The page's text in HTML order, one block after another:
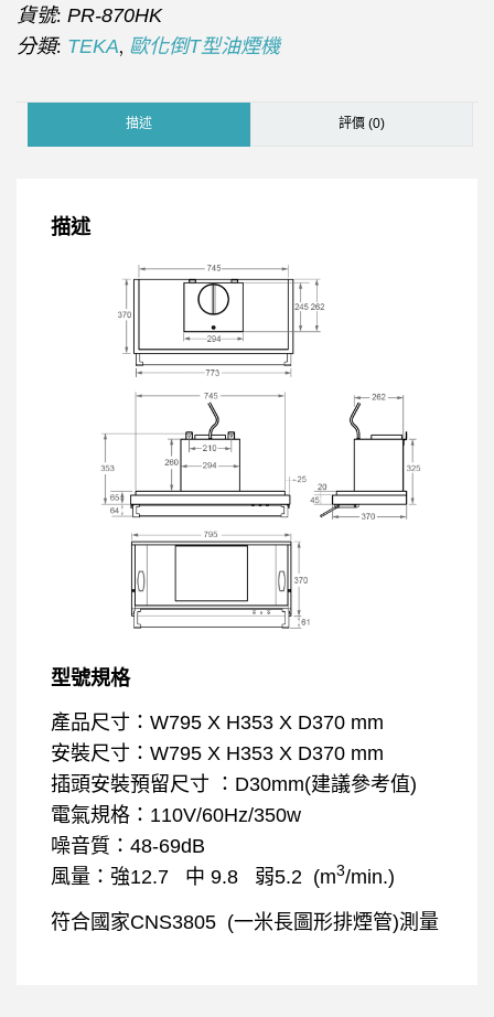
貨號: PR-870HK
分類: TEKA, 歐化倒T型油煙機
描述 評價 (0)
描述
型號規格
產品尺寸：W795 X H353 X D370 mm
安裝尺寸：W795 X H353 X D370 mm
插頭安裝預留尺寸 ：D30mm(建議參考值)
電氣規格：110V/60Hz/350w
噪音質：48-69dB
風量：強12.7 中 9.8 弱5.2 (m3/min.)
符合國家CNS3805 (一米長圖形排煙管)測量